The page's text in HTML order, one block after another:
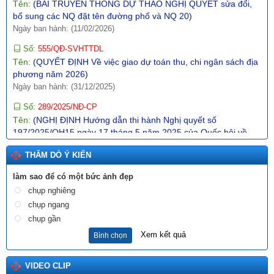
bổ sung các NQ đặt tên đường phố và NQ 20)
Ngày ban hành: (11/02/2026)
Tên:(QUYẾT ĐỊNH Về việc giao dự toán thu, chi ngân sách địa
phương năm 2026)
Ngày ban hành: (31/12/2025)
Tên:(NGHỊ ĐỊNH Hướng dẫn thi hành Nghị quyết số
197/2025/QH15 ngày 17 tháng 5 năm 2025 của Quốc hội về
một số cơ chế, chính sách đặc biệt tạo đột phá trong xây dựng
và tổ chức thi hành pháp luật)
Ngày ban hành: (10/12/2025)
Số:1987/SVHTTDL-VP
Tên:(V/v định hướng nội dung phổ biến, giáo dục pháp luật
tháng 6 năm 2026)
Ngày ban hành: (03/06/2026)
(BÀI TRUYỀN THÔNG DỰ THẢO NGHỊ QUYẾT QUY
ĐỊNH NỘI DUNG, MỨC CHI MỘT SỐ HOẠT ĐỘNG VĂN HÓA,
NGHỆ THUẬT TRÊN ĐỊA BÀN TỈNH LAI CHÂU)
THĂM DÒ Ý KIẾN
làm sao để có một bức ảnh đẹp
chụp nghiêng
chụp ngang
chụp gần
Bình chọn Xem kết quả
VIDEO CLIP